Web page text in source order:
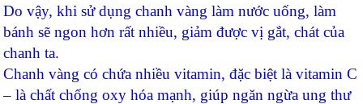
Do vậy, khi sử dụng chanh vàng làm nước uống, làm
bánh sẽ ngon hơn rất nhiều, giảm được vị gắt, chát của
chanh ta.
Chanh vàng có chứa nhiều vitamin, đặc biệt là vitamin C
– là chất chống oxy hóa mạnh, giúp ngăn ngừa ung thư